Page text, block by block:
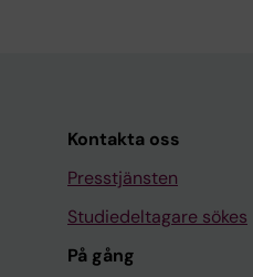
Kontakta oss
Presstjänsten
Studiedeltagare sökes
På gång